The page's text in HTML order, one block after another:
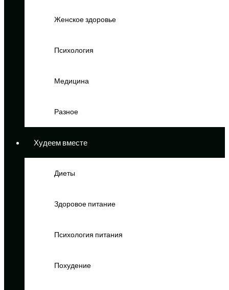
Женское здоровье
Психология
Медицина
Разное
Худеем вместе
Диеты
Здоровое питание
Психология питания
Похудение